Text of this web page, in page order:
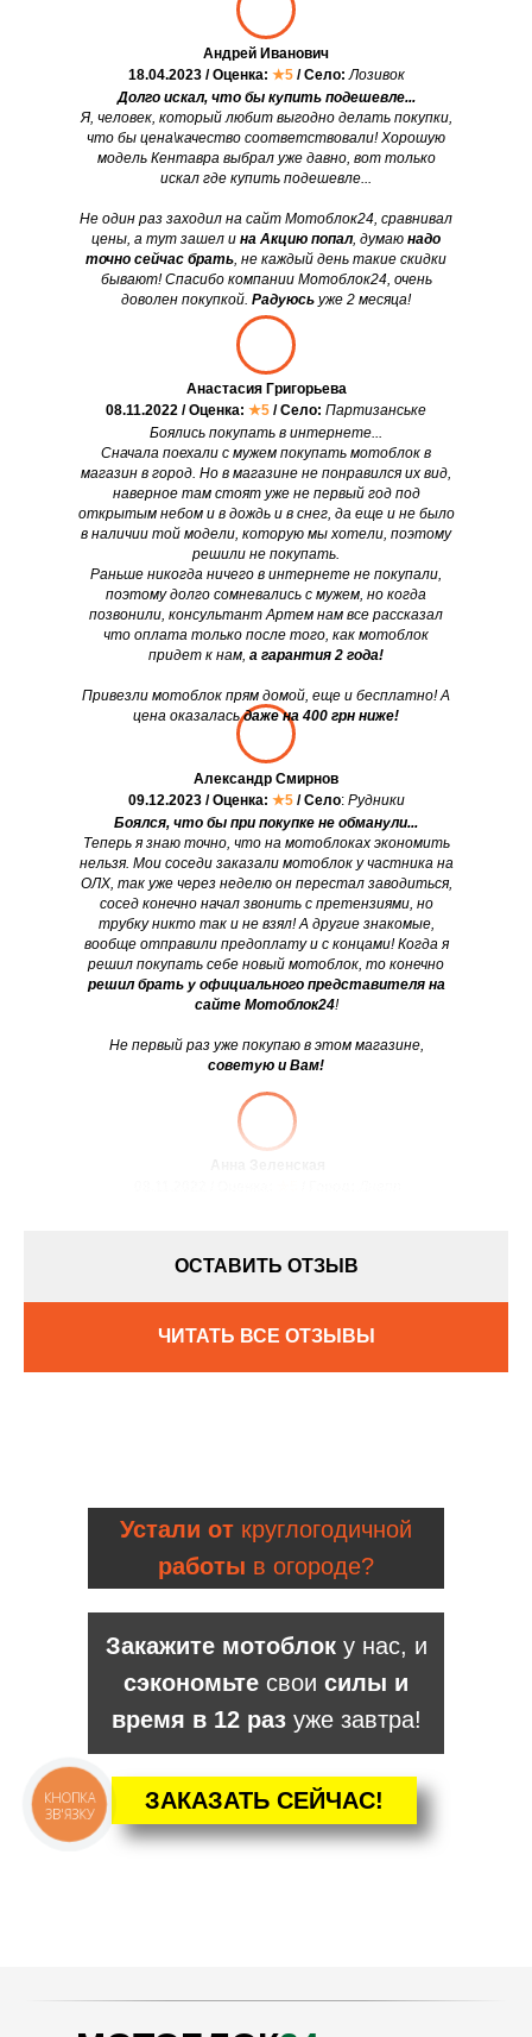
Боялся, что бы при покупке не обманули...
Теперь я знаю точно, что на мотоблоках экономить
нельзя. Мои соседи заказали мотоблок у частника на
ОЛХ, так уже через неделю он перестал заводиться,
сосед конечно начал звонить с претензиями, но
трубку никто так и не взял! А другие знакомые,
вообще отправили предоплату и с концами! Когда я
решил покупать себе новый мотоблок, то конечно
решил брать у официального представителя на
сайте Мотоблок24!
Не первый раз уже покупаю в этом магазине,
советую и Вам!
Александр Смирнов
09.12.2023 / Оценка: ★5 / Село: Рудники
Боялись покупать в интернете...
Сначала поехали с мужем покупать мотоблок в
магазин в город. Но в магазине не понравился их вид,
наверное там стоят уже не первый год под
открытым небом и в дождь и в снег, да еще и не было
в наличии той модели, которую мы хотели, поэтому
решили не покупать.
Раньше никогда ничего в интернете не покупали,
поэтому долго сомневались с мужем, но когда
позвонили, консультант Артем нам все рассказал
что оплата только после того, как мотоблок
придет к нам, а гарантия 2 года!
Привезли мотоблок прям домой, еще и бесплатно! А
цена оказаласьдаже на 400 грн ниже!
Анастасия Григорьева
08.11.2022 / Оценка: ★5 / Село: Партизанське
Анна Зеленская
Долго искал, что бы купить подешевле...
Я, человек, который любит выгодно делать покупки,
что бы цена\качество соответствовали! Хорошую
модель Кентавра выбрал уже давно, вот только
искал где купить подешевле...
Не один раз заходил на сайт Мотоблок24, сравнивал
цены, а тут зашел и на Акцию попал, думаю надо
точно сейчас брать, не каждый день такие скидки
бывают! Спасибо компании Мотоблок24, очень
доволен покупкой. Радуюсь уже 2 месяца!
Андрей Иванович
18.04.2023 / Оценка: ★5 / Село: Лозивок
ОСТАВИТЬ ОТЗЫВ
ЧИТАТЬ ВСЕ ОТЗЫВЫ
ЗАКАЗАТЬ СЕЙЧАС!
Закажите мотоблоку нас, и
сэкономьте свои силы и
время в 12 разуже завтра!
Устали от круглогодичной
работы в огороде?
КНОПКА
ЗВ'ЯЗКУ